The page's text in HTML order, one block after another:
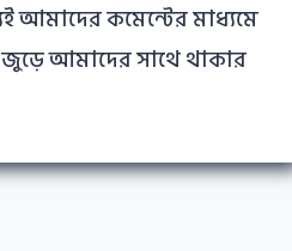
আমাদের কমেন্টের মাধ্যমে
আমাদের সাথে থাকার